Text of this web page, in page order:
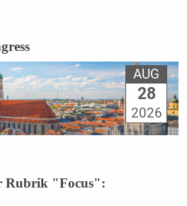
AUG
28
2026
Rubrik "Focus":